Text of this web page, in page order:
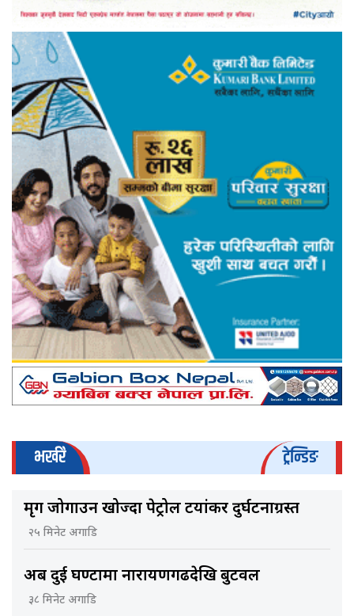
भर्खरै ट्रेन्डिङ
मृग जोगाउन खोज्दा पेट्रोल टयांकर दुर्घटनाग्रस्त
२५ मिनेट अगाडि
अब दुई घण्टामा नारायणगढदेखि बुटवल
३८ मिनेट अगाडि